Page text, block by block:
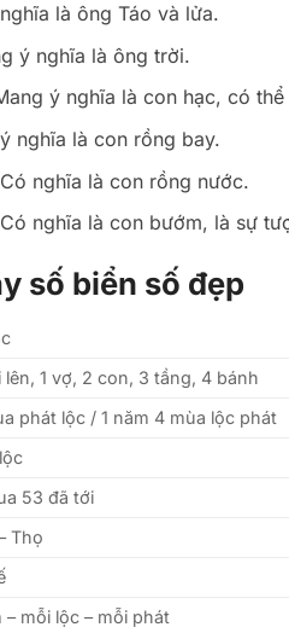
là ông Táo và lửa.
ý nghĩa là ông trời.
ý nghĩa là con hạc, có
nghĩa là con rồng bay.
nghĩa là con rồng nước.
nghĩa là con bướm, là sự
số biển số đẹp
1 vợ, 2 con, 3 tầng, 4 bánh
phát lộc / 1 năm 4 mùa lộc phát
53 đã tới
Thọ
– mỗi lộc – mỗi phát